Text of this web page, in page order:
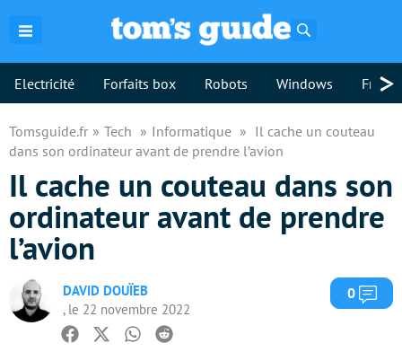
Electricité Forfaits box Robots Windows >
Tomsguide.fr Tech Informatique
Il cache un couteau
dans son ordinateur avant de prendre l’avion
Il cache un couteau dans son
ordinateur avant de prendre
l’avion
DAVID DOUÏEB
, le 22 novembre 2022
0
Facebook
TwitterWhatsapp
Reddit